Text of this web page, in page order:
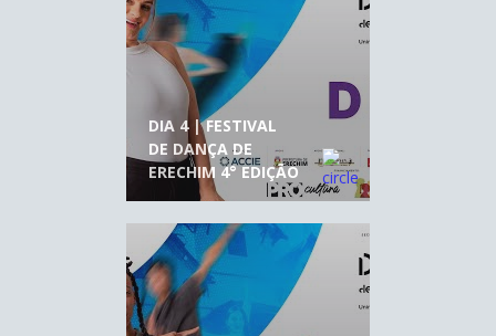
DIA 4 | FESTIVAL
DE DANÇA DE
ERECHIM 4° EDIÇÃO